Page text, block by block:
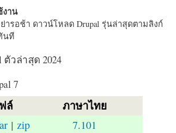
งาน
ารอช้า ดาวน์โหลด Drupal รุ่นล่าสุดตามลิงก์
นที
วล่าสุด 2024
7
ล์ ภาษาไทย
|zip 7.101